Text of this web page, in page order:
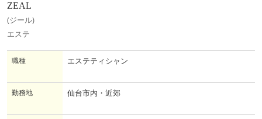
ZEAL
(ジール)
エステ
職種 エステティシャン
勤務地 仙台市内・近郊